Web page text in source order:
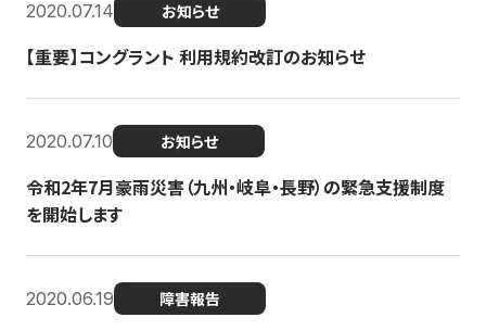
2020.07.14 お知らせ
【重要】コングラント 利用規約改訂のお知らせ
2020.07.10 お知らせ
令和2年7月豪雨災害（九州・岐阜・長野）の緊急支援制度
を開始します
2020.06.19 障害報告